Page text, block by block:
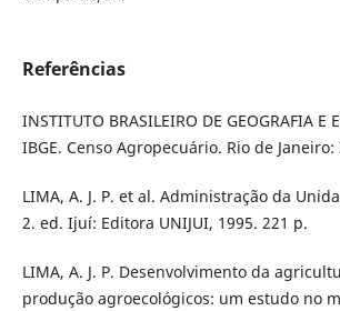
Referências
INSTITUTO BRASILEIRO DE GEOGRAFIA E
IBGE. Censo Agropecuário. Rio de Janeiro:
LIMA, A. J. P. et al. Administração da
2. ed. Ijuí: Editora UNIJUI, 1995. 221 p.
LIMA, A. J. P. Desenvolvimento da
produção agroecológicos: um estudo no